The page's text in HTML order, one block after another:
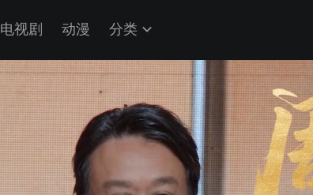
电视剧 动漫 分类